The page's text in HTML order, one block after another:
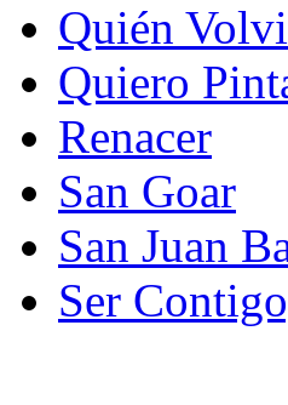
Quién
Quiero
Renacer
San Goar
San Juan
Ser